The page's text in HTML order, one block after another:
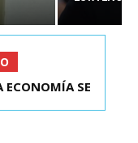
ELECTO DE